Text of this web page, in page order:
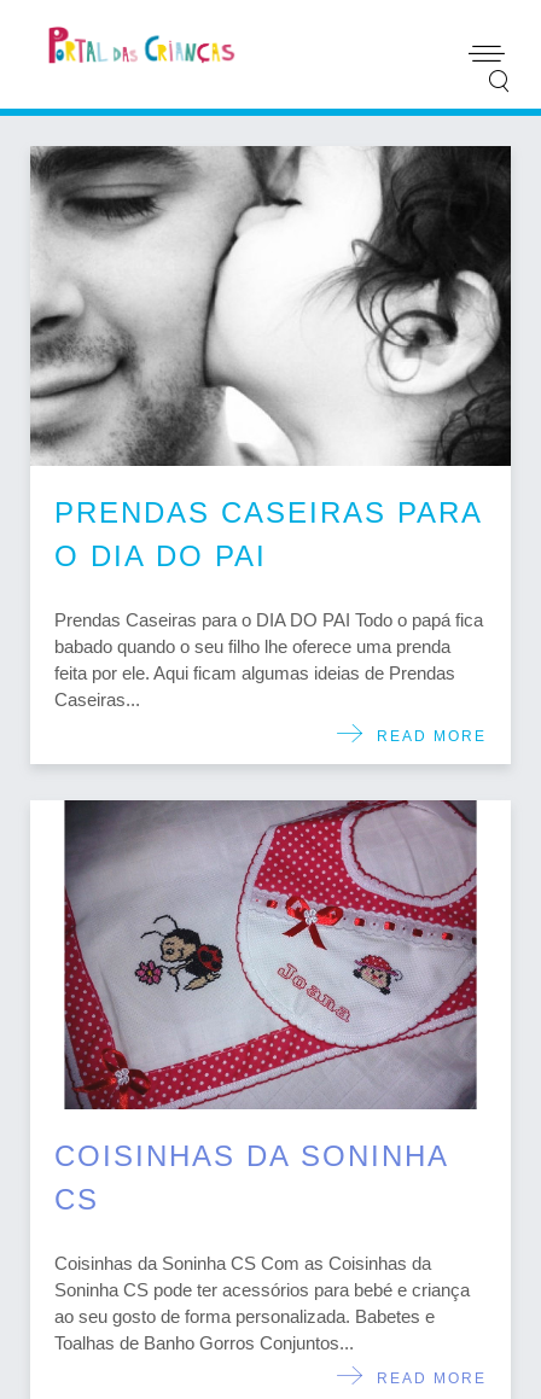
PRENDAS CASEIRAS PARA
O DIA DO PAI
Prendas Caseiras para o DIA DO PAI Todo o papá fica
babado quando o seu filho lhe oferece uma prenda
feita por ele. Aqui ficam algumas ideias de Prendas
Caseiras...
READ MORE
COISINHAS DA SONINHA
CS
Coisinhas da Soninha CS Com as Coisinhas da
Soninha CS pode ter acessórios para bebé e criança
ao seu gosto de forma personalizada. Babetes e
Toalhas de Banho Gorros Conjuntos...
READ MORE